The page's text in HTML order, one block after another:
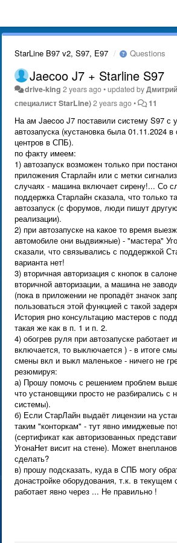
StarLine B97 v2, S97, E97 Questions
Jaecoo J7 + Starline S97
drive-king 2 years ago•updated by
специалист StarLine)2 years ago• 11
На ам Jaecoo J7 поставили систему S97 с
автозапуска (кустановка была 01.11.2024
центров в СПБ).
по факту имеем:
1) автозапуск возможен только при
приложения Старлайн или с метки
случаях - машина включает сирену!... Со
поддержка Старлайн сказала, что только
автозапуск (с форумов, люди пишут
реализации).
2) при автозапуске на какое то время
автомобиле они выдвижные) - "мастера"
сказали, что связывались с поддержкой
варианта нет!
3) вторичная авторизация с кнопок в
вторичной авторизации, а машина не
(пока в приложении не пропадёт значок
пользоваться этой функцией с такой
История рно консультацию мастеров с
такая же как в п. 1 и п. 2.
4) обогрев руля при автозапуске работает
включается, то выключается ) - в итоге
смены вкл и выкл маленькое - ничего не
резюмируя:
а) Прошу помочь с решением проблем
что установщики просто не разбирались с
системы).
б) Если СтарЛайн выдаёт лицензии на
таким "конторкам" - тут явно имиджевые
(сертификат как авторизованных
УгонаНет висит на стене). Может
сделать?
в) прошу подсказать, куда в СПБ могу
донастройке оборудования, т.к. в текущем
работает явно через ... Не правильно !